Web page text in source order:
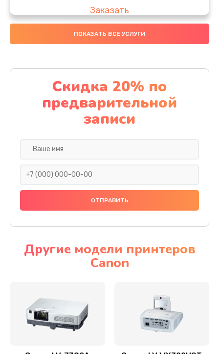
Заказать
Ремонт после залития
Заказать
Ремонт электроплаты
1320 руб.
Заказать
Замена датчика
Замена дисплея
Замена кнопки
ПОКАЗАТЬ ВСЕ УСЛУГИ
Скидка 20% по
предварительной
записи
Другие модели принтеров
Canon